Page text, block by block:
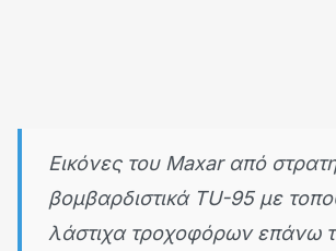
Εικόνες του Maxar από
βομβαρδιστικά TU-95 με
λάστιχα τροχοφόρων επάνω